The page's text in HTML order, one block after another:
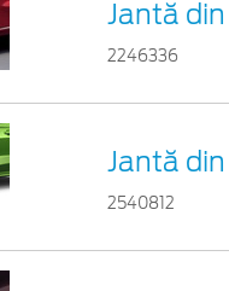
Jantă din
2246336
Jantă
2540812